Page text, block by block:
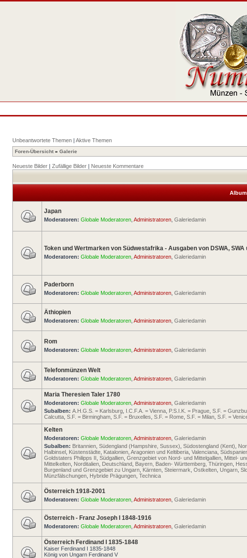
Unbeantwortete Themen | Aktive Themen
Foren-Übersicht » Galerie
Neueste Bilder | Zufällige Bilder | Neueste Kommentare
Album
Japan
Moderatoren: Globale Moderatoren Administratoren Galeriedamin
Token und Wertmarken von Südwestafrika - Ausgaben von DSWA, SWA
Moderatoren: Globale Moderatoren Administratoren Galeriedamin
Paderborn
Moderatoren: Globale Moderatoren Administratoren Galeriedamin
Äthiopien
Moderatoren: Globale Moderatoren Administratoren Galeriedamin
Rom
Moderatoren: Globale Moderatoren Administratoren Galeriedamin
Telefonmünzen Welt
Moderatoren: Globale Moderatoren Administratoren Galeriedamin
Maria Theresien Taler 1780
Moderatoren: Globale Moderatoren Administratoren Galeriedamin
Subalben: A.H.G.S. = Karlsburg I.C.F.A. = Vienna P.S.I.K. = Prague S.F. =
Calcutta S.F. = Birmingham S.F. = Bruxelles S.F. = Rome S.F. = Milan S.F. =
Kelten
Moderatoren: Globale Moderatoren Administratoren Galeriedamin
Subalben: Britannien Südengland (Hampshire, Sussex) Südostengland (Kent)
Halbinsel Küstenstädte Katalonien Aragonien und Keltiberia Valenciana
Goldstaters Philipps II Südgallien Grenzgebiet von Nord- und Mittelgallien Mittel-
Mittelkelten Norditalien Deutschland Bayern, Baden- Württemberg, Thüringen
Burgenland und Grenzgebiet zu Ungarn Kärnten Steiermark Ostkelten Ungarn
Münzfälschungen Hybride Prägungen Technica
Österreich 1918-2001
Moderatoren: Globale Moderatoren Administratoren Galeriedamin
Österreich - Franz Joseph I 1848-1916
Moderatoren: Globale Moderatoren Administratoren Galeriedamin
Österreich Ferdinand I 1835-1848
Kaiser Ferdinand I 1835-1848
König von Ungarn Ferdinand V